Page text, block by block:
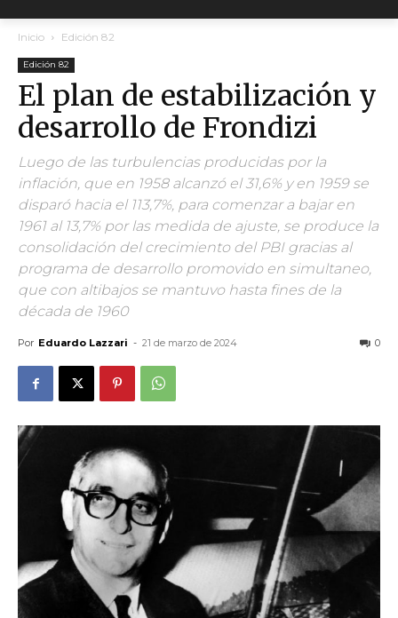
Inicio Edición 82
Edición 82
El plan de estabilización y
desarrollo de Frondizi
Luego de las turbulencias producidas por la
inflación, que en 1958 alcanzó el 31,6% y en 1959 se
disparó hacia el 113,7%, para comenzar a bajar en
1961 al 13,7% por las medida de ajuste, se produce la
consolidación del crecimiento del PBI gracias al
programa de desarrollo promovido en simultaneo,
que con altibajos se mantuvo hasta fines de la
década de 1960
Por Eduardo Lazzari - 21 de marzo de 2024 0